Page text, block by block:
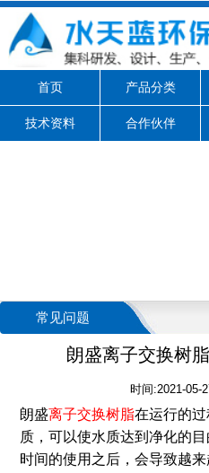
首页 产品分类
技术资料 合作伙伴
常见问题
朗盛离子交换树
时间:2021-
朗盛离子交换树脂在运行的
质，可以使水质达到净化的
时间的使用之后，会导致越